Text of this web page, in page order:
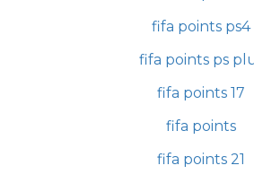
fifa points ps4
fifa points ps
fifa points 17
fifa points
fifa points 21